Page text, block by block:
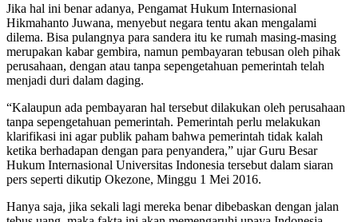
Jika hal ini benar adanya, Pengamat Hukum Internasional
Hikmahanto Juwana, menyebut negara tentu akan mengalami
dilema. Bisa pulangnya para sandera itu ke rumah masing-masing
merupakan kabar gembira, namun pembayaran tebusan oleh pihak
perusahaan, dengan atau tanpa sepengetahuan pemerintah telah
menjadi duri dalam daging.
“Kalaupun ada pembayaran hal tersebut dilakukan oleh perusahaan
tanpa sepengetahuan pemerintah. Pemerintah perlu melakukan
klarifikasi ini agar publik paham bahwa pemerintah tidak kalah
ketika berhadapan dengan para penyandera,” ujar Guru Besar
Hukum Internasional Universitas Indonesia tersebut dalam siaran
pers seperti dikutip Okezone, Minggu 1 Mei 2016.
Hanya saja, jika sekali lagi mereka benar dibebaskan dengan jalan